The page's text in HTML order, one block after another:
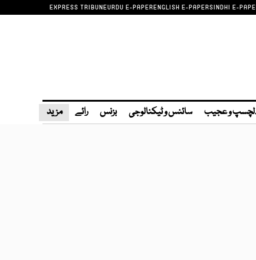
EXPRESS TRIBUNEURDU E-PAPERENGLISH E-PAPERSINDHI E-
و عجیب سائنس و ٹیکنالوجی بزنس رائے مزید